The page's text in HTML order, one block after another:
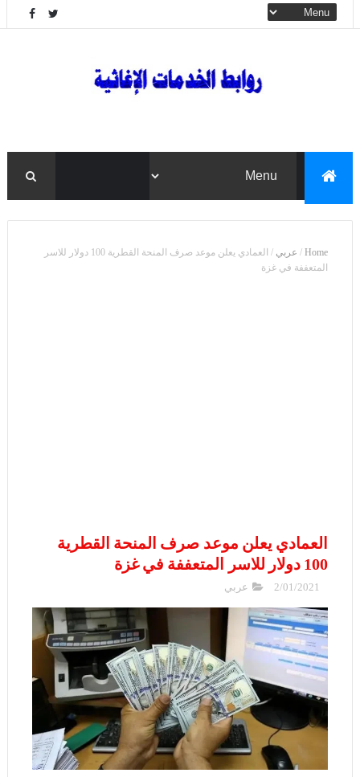
Home
/ عربي /
العمادي يعلن موعد صرف المنحة القطرية 100 دولار للاسر
المتعففة في غزة
العمادي يعلن موعد صرف المنحة القطرية
100 دولار للاسر المتعففة في غزة
2/01/2021 عربي